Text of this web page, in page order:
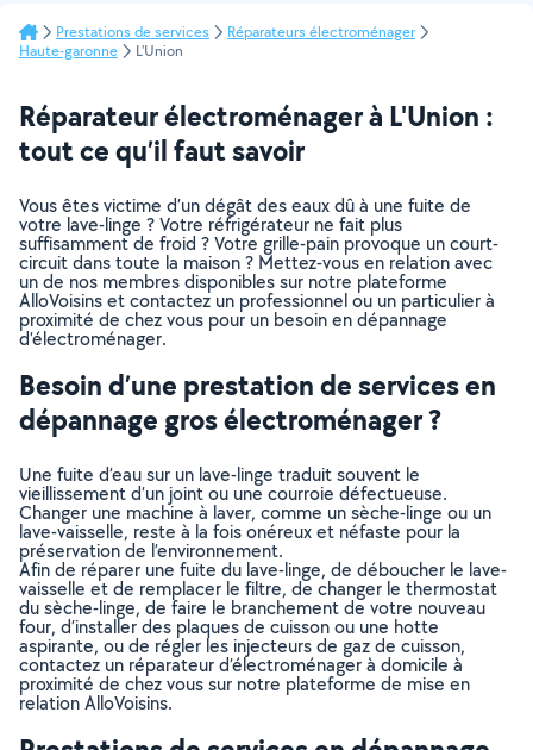
Prestations de services
Réparateurs électroménager
Haute-garonne
L'Union
Réparateur électroménager à L'Union :
tout ce qu’il faut savoir
Vous êtes victime d’un dégât des eaux dû à une fuite de
votre lave-linge ? Votre réfrigérateur ne fait plus
suffisamment de froid ? Votre grille-pain provoque un court-
circuit dans toute la maison ? Mettez-vous en relation avec
un de nos membres disponibles sur notre plateforme
AlloVoisins et contactez un professionnel ou un particulier à
proximité de chez vous pour un besoin en dépannage
d’électroménager.
Besoin d’une prestation de services en
dépannage gros électroménager ?
Une fuite d’eau sur un lave-linge traduit souvent le
vieillissement d’un joint ou une courroie défectueuse.
Changer une machine à laver, comme un sèche-linge ou un
lave-vaisselle, reste à la fois onéreux et néfaste pour la
préservation de l’environnement.
Afin de réparer une fuite du lave-linge, de déboucher le lave-
vaisselle et de remplacer le filtre, de changer le thermostat
du sèche-linge, de faire le branchement de votre nouveau
four, d’installer des plaques de cuisson ou une hotte
aspirante, ou de régler les injecteurs de gaz de cuisson,
contactez un réparateur d’électroménager à domicile à
proximité de chez vous sur notre plateforme de mise en
relation AlloVoisins.